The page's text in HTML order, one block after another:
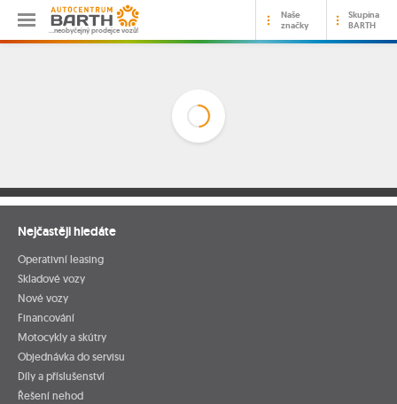
…neobyčejný prodejce vozů!
Naše
značky
Skupina
BARTH
Nejčastěji hledáte
Operativní leasing
Skladové vozy
Nové vozy
Financování
Motocykly a skútry
Objednávka do servisu
Díly a příslušenství
Řešení nehod